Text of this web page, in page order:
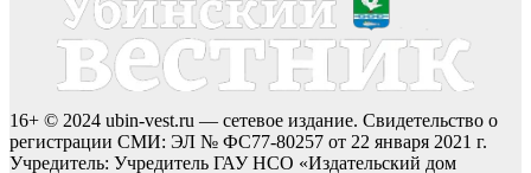
16+ © 2024 ubin-vest.ru — сетевое издание. Свидетельство о
регистрации СМИ: ЭЛ № ФС77-80257 от 22 января 2021 г.
Учредитель: Учредитель ГАУ НСО «Издательский дом